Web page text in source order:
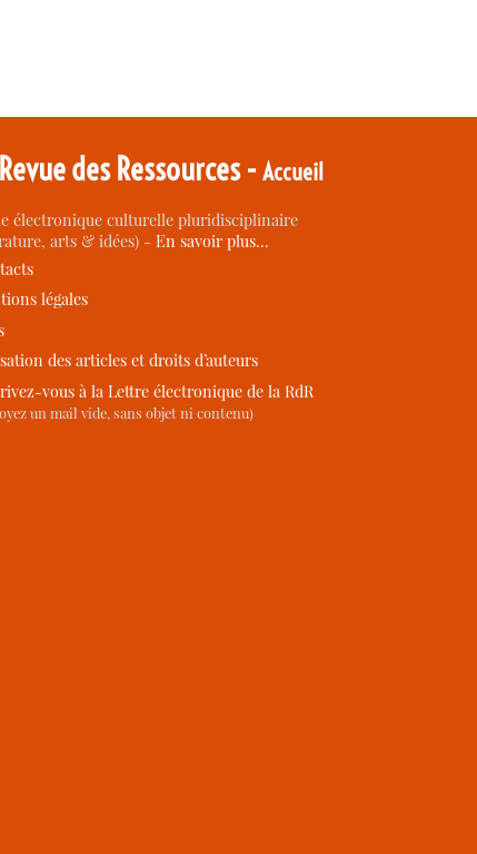
des Ressources -Accueil
électronique culturelle pluridisciplinaire
arts & idées) -En savoir plus…
légales
des articles et droits d’auteurs
vous à la Lettre électronique de la RdR
un mail vide, sans objet ni contenu)